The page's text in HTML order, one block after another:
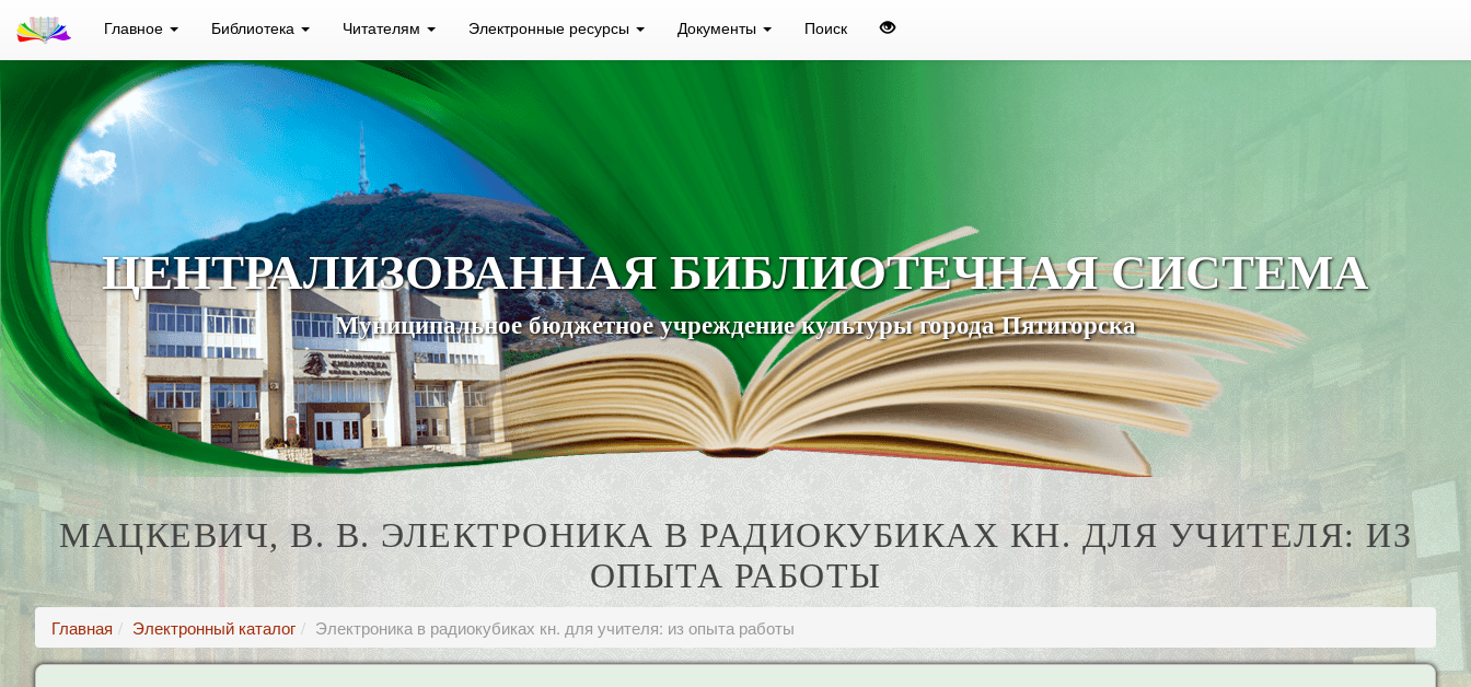
Главное Библиотека Читателям Электронные ресурсы Документы Поиск
ЦЕНТРАЛИЗОВАННАЯ БИБЛИОТЕЧНАЯ СИСТЕМА
Муниципальное бюджетное учреждение культуры города Пятигорска
МАЦКЕВИЧ, В. В. ЭЛЕКТРОНИКА В РАДИОКУБИКАХ КН. ДЛЯ УЧИТЕЛЯ: ИЗ
ОПЫТА РАБОТЫ
Главная Электронный каталог Электроника в радиокубиках кн. для учителя: из опыта работы